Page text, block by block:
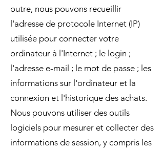
outre, nous pouvons recueillir
l'adresse de protocole Internet (IP)
utilisée pour connecter votre
ordinateur à l'Internet ; le login ;
l'adresse e-mail ; le mot de passe ; les
informations sur l'ordinateur et la
connexion et l'historique des achats.
Nous pouvons utiliser des outils
logiciels pour mesurer et collecter des
informations de session, y compris les